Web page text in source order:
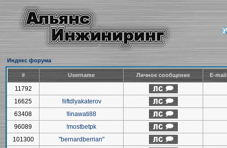
Индекс форума
# Username Личное сообщение E-
11792
16625
!liftdlyakaterov
63408
!linawati88
96089
!mostbetpk
101300
"bernardberrian"